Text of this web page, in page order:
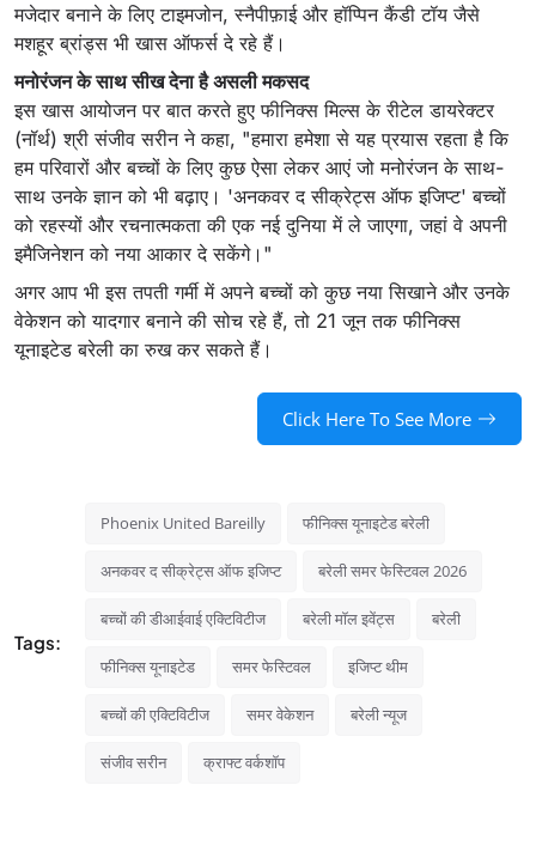
मजेदार बनाने के लिए टाइमजोन, स्नैपीफ़ाई और हॉप्पिन कैंडी टॉय जैसे
मशहूर ब्रांड्स भी खास ऑफर्स दे रहे हैं।
मनोरंजन के साथ सीख देना है असली मकसद
इस खास आयोजन पर बात करते हुए फीनिक्स मिल्स के रीटेल डायरेक्टर
(नॉर्थ) श्री संजीव सरीन ने कहा, "हमारा हमेशा से यह प्रयास रहता है कि
हम परिवारों और बच्चों के लिए कुछ ऐसा लेकर आएं जो मनोरंजन के साथ-
साथ उनके ज्ञान को भी बढ़ाए। 'अनकवर द सीक्रेट्स ऑफ इजिप्ट' बच्चों
को रहस्यों और रचनात्मकता की एक नई दुनिया में ले जाएगा, जहां वे अपनी
इमैजिनेशन को नया आकार दे सकेंगे।"
अगर आप भी इस तपती गर्मी में अपने बच्चों को कुछ नया सिखाने और उनके
वेकेशन को यादगार बनाने की सोच रहे हैं, तो 21 जून तक फीनिक्स
यूनाइटेड बरेली का रुख कर सकते हैं।
Click Here To See More
Tags:
Phoenix United Bareilly फीनिक्स यूनाइटेड बरेली
अनकवर द सीक्रेट्स ऑफ इजिप्ट बरेली समर फेस्टिवल 2026
बच्चों की डीआईवाई एक्टिविटीज बरेली मॉल इवेंट्स बरेली
फीनिक्स यूनाइटेड समर फेस्टिवल इजिप्ट थीम
बच्चों की एक्टिविटीज समर वेकेशन बरेली न्यूज
संजीव सरीन क्राफ्ट वर्कशॉप